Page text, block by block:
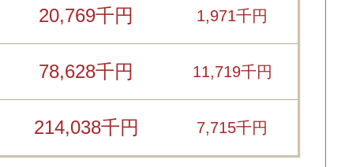
20,769千円 1,971千円
78,628千円 11,719千円
214,038千円 7,715千円